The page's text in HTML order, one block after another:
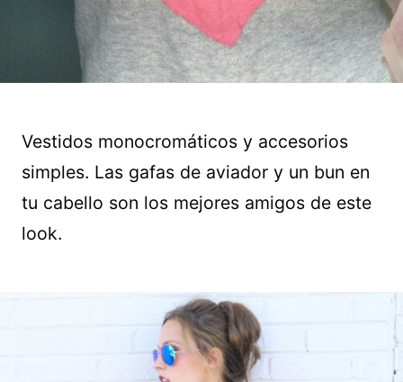
Vestidos monocromáticos y accesorios
simples. Las gafas de aviador y un bun en
tu cabello son los mejores amigos de este
look.